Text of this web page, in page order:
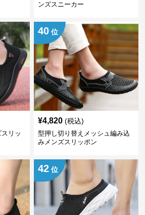
ンズスニーカー
リッ
40 位
¥4,820 (税込)
型押し切り替えメッシュ編み込
みメンズスリッポン
42 位